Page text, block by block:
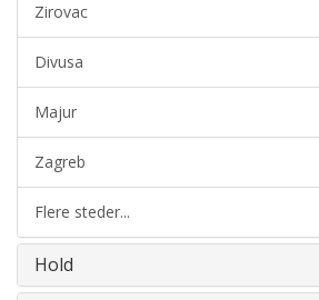
Zirovac
Divusa
Majur
Zagreb
Flere steder...
Hold